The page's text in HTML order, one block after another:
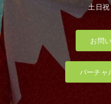
土日
お問
バーチャ